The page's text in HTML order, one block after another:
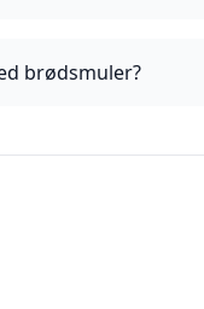
brødsmuler?